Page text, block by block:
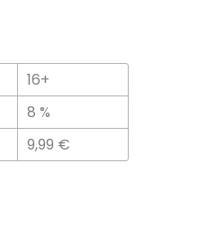
16+
8 %
9,99 €